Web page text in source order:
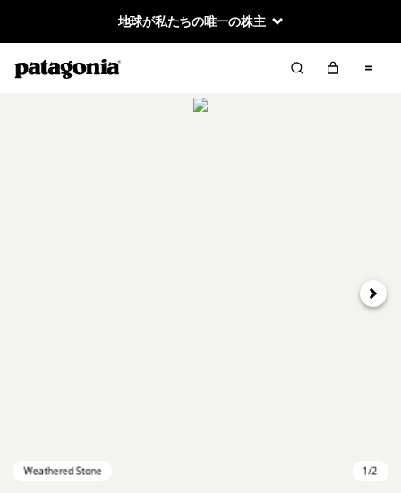
地球が私たちの唯一の株主
次へ